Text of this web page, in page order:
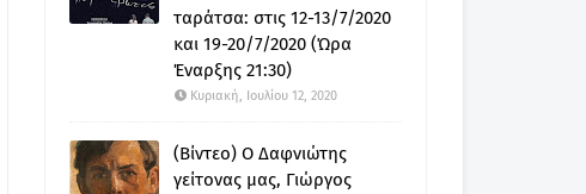
ταράτσα: στις 12-13/7/2020
και 19-20/7/2020 (Ώρα
Έναρξης 21:30)
Κυριακή, Ιουλίου 12, 2020
(Βίντεο) Ο Δαφνιώτης
γείτονας μας, Γιώργος